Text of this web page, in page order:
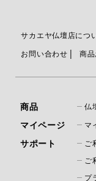
サカエヤ仏壇店につ
お問い合わせ
商
商品 仏
マイページ マ
サポート ご
ご
プ